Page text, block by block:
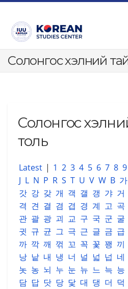
Skip
content
Cолонгос хэлний
Cолонгос
толь
Latest | 1 2 3 4 5 6 7 8 9
J L N P R S T U V W В 가
갓 강 갖 개 객 갤 갱 갸 거
격 견 결 겸 겹 경 계 고 곡
관 괄 광 괴 교 구 국 군 굴
귓 규 균 그 극 근 글 금 급
까 깍 깨 꺾 꼬 꼭 꽃 꽹 끼
낭 낱 내 냉 너 널 넓 넙 네
놋 농 뇌 누 눈 뉴 느 늑 능
담 답 닷 당 닻 대 댕 더 덕